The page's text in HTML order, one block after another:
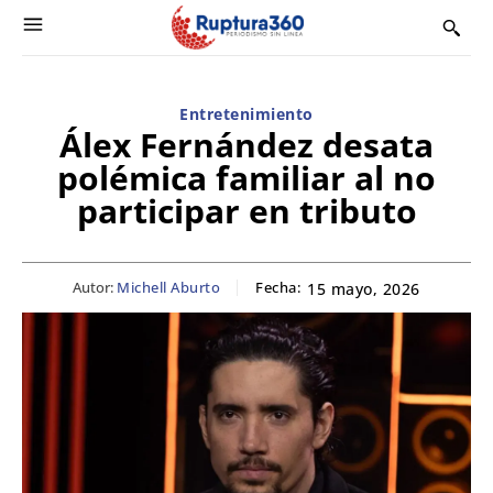
Entretenimiento
Álex Fernández desata
polémica familiar al no
participar en tributo
Autor: Michell Aburto Fecha: 15 mayo, 2026